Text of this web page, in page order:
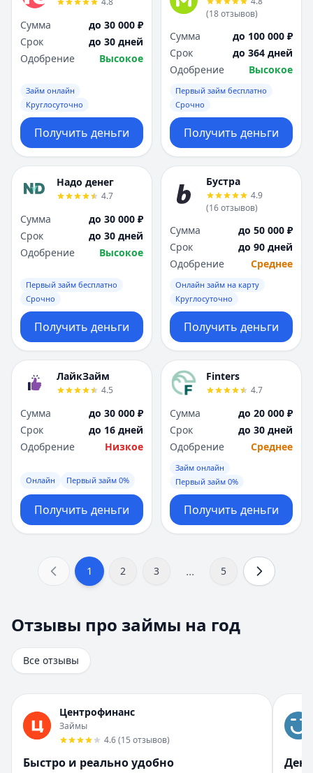
Сумма
до 30 000 ₽
Срок
до 30 дней
Одобрение
Высокое
Займ онлайн
Круглосуточно
Получить деньги
(18отзывов)
Сумма
до 100 000 ₽
Срок
до 364 дней
Одобрение
Высокое
Первый займ бесплатно
Срочно
Получить деньги
Надо денег
4.7
Сумма
до 30 000 ₽
Срок
до 30 дней
Одобрение
Высокое
Первый займ бесплатно
Срочно
Получить деньги
Бустра
4.9
(16отзывов)
Сумма
до 50 000 ₽
Срок
до 90 дней
Одобрение
Среднее
Онлайн займ на карту
Круглосуточно
Получить деньги
ЛайкЗайм
4.5
Сумма
до 30 000 ₽
Срок
до 16 дней
Одобрение
Низкое
Онлайн Первый займ 0%
Получить деньги
Finters
4.7
Сумма
до 20 000 ₽
Срок
до 30 дней
Одобрение
Среднее
Займ онлайн
Первый займ 0%
Получить деньги
1 2 3 ... 5
Всего отзывов на странице:8.
Быстро получил и доволен
Рейтинг:5
Город:Екатеринбург
Дата:28 октября 2025 г.
Взял займ в Турбозайм впервые. Одобрили быстро,
Помогли быстро и без нервов
Рейтинг:5
Отзывы про займы на год
Все отзывы
Центрофинанс
Займы
4.6(15 отзывов)
Быстро и реально удобно